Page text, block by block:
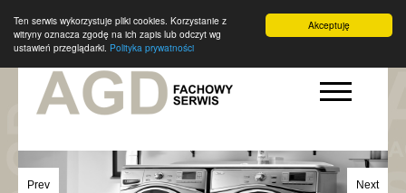
Akceptuję
Ten serwis wykorzystuje pliki cookies. Korzystanie z
witryny oznacza zgodę na ich zapis lub odczyt wg
ustawień przeglądarki. Polityka prywatności
Prev Next